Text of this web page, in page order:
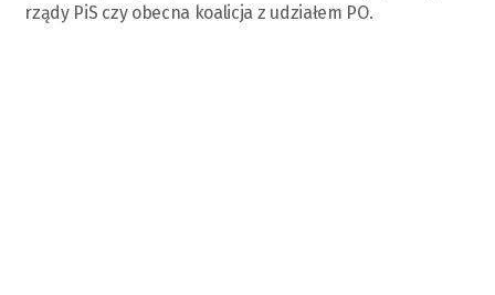
rządy PiS czy obecna koalicja z udziałem PO.